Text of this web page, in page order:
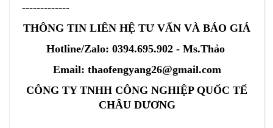
-------------
THÔNG TIN LIÊN HỆ TƯ VẤN VÀ BÁO GIÁ
Hotline/Zalo: 0394.695.902 - Ms.Thảo
Email: thaofengyang26@gmail.com
CÔNG TY TNHH CÔNG NGHIỆP QUỐC TẾ
CHÂU DƯƠNG